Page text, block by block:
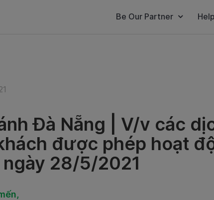
Be Our Partner
Đà Nẵng | V/v các
được phép hoạt
28/5/2021